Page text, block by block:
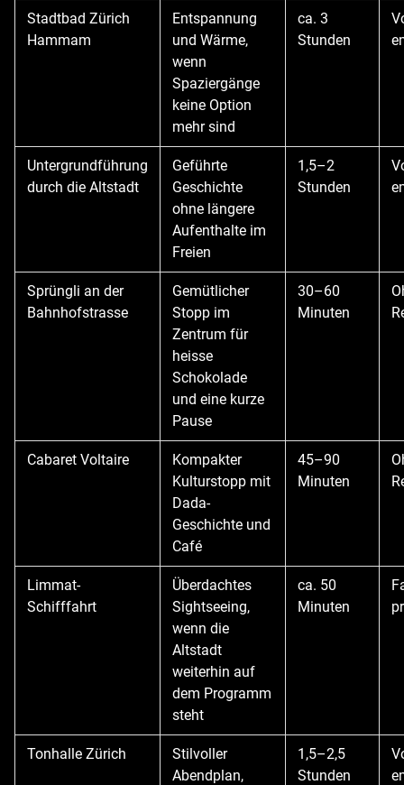
Stadtbad Zürich
Hammam
Entspannung
und Wärme,
wenn
Spaziergänge
keine Option
mehr sind
ca. 3
Stunden
Untergrundführung
durch die Altstadt
Geführte
Geschichte
ohne längere
Aufenthalte im
Freien
1,5–2
Stunden
Sprüngli an der
Bahnhofstrasse
Gemütlicher
Stopp im
Zentrum für
heisse
Schokolade
und eine kurze
Pause
30–60
Minuten
Cabaret Voltaire
Kompakter
Kulturstopp mit
Dada-
Geschichte und
Café
45–90
Minuten
Limmat-
Schifffahrt
Überdachtes
Sightseeing,
wenn die
Altstadt
weiterhin auf
dem Programm
steht
ca. 50
Minuten
Tonhalle Zürich
Stilvoller
Abendplan,
1,5–2,5
Stunden